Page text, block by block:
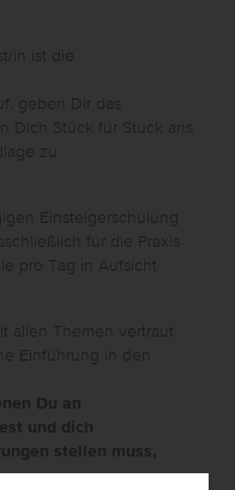
in ist die
geben Dir das
Dich Stück für Stück ans
zu
Einsteigerschulung
für die Praxis
pro Tag in Aufsicht
allen Themen vertraut
Einführung in den
Du an
und dich
stellen muss,